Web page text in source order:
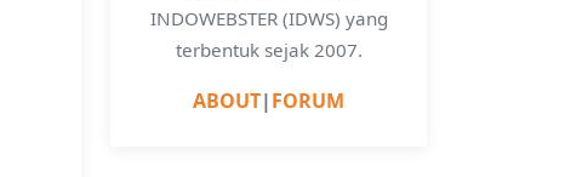
INDOWEBSTER (IDWS) yang
terbentuk sejak 2007.
ABOUT|FORUM